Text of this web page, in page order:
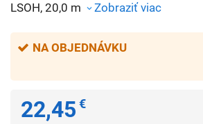
LSOH, 20,0 m
Zobraziť viac
NA OBJEDNÁVKU
22,45 €